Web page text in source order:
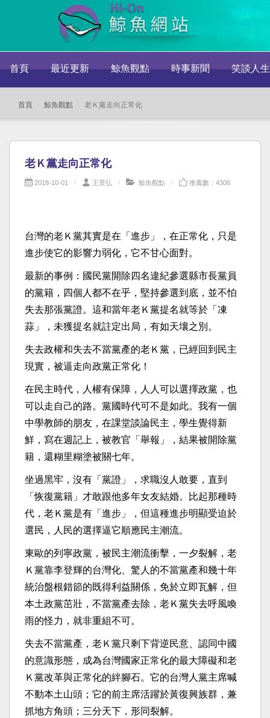
首頁 最近更新 鯨魚觀點 時事新聞 笑談人生
首頁 鯨魚觀點 老Ｋ黨走向正常化
老Ｋ黨走向正常化
2018-10-01 王景弘 鯨魚觀點 推薦數：4306
台灣的老Ｋ黨其實是在「進步」，在正常化，只是
進步使它的影響力弱化，它不甘心面對。
最新的事例：國民黨開除四名違紀參選縣市長黨員
的黨籍，四個人都不在乎，堅持參選到底，並不怕
失去那張黨證。這和當年老Ｋ黨提名就等於「凍
蒜」，未獲提名就註定出局，有如天壤之別。
失去政權和失去不當黨產的老Ｋ黨，已經回到民主
現實，被逼走向政黨正常化！
在民主時代，人權有保障，人人可以選擇政黨，也
可以走自己的路。黨國時代可不是如此。我有一個
中學教師的朋友，在課堂談論民主，學生覺得新
鮮，寫在週記上，被教官「舉報」，結果被開除黨
籍，還糊里糊塗被關七年。
坐過黑牢，沒有「黨證」，求職沒人敢要，直到
「恢復黨籍」才敢跟他多年女友結婚。比起那種時
代，老Ｋ黨是有「進步」，但這種進步明顯受迫於
選民，人民的選擇逼它順應民主潮流。
東歐的列寧政黨，被民主潮流衝擊，一夕裂解，老
Ｋ黨靠李登輝的台灣化、驚人的不當黨產和幾十年
統治盤根錯節的既得利益關係，免於立即瓦解，但
本土政黨茁壯，不當黨產去除，老Ｋ黨失去呼風喚
雨的怪力，就非重組不可。
失去不當黨產，老Ｋ黨只剩下背逆民意、認同中國
的意識形態，成為台灣國家正常化的最大障礙和老
Ｋ黨改革與正常化的絆腳石。它的台灣人黨主席喊
不動本土山頭；它的前主席活躍於黃復興族群，兼
抓地方角頭；三分天下，形同裂解。